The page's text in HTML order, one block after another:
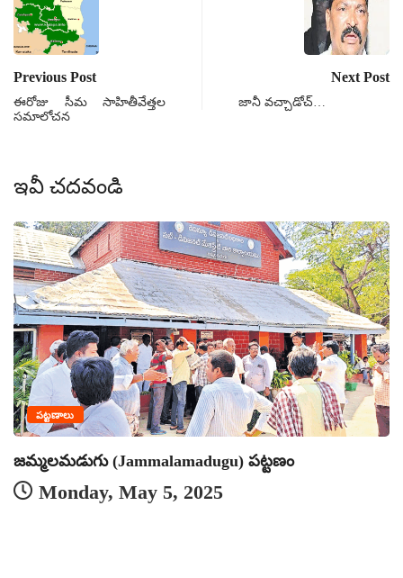
Previous Post
ఈరోజు సీమ సాహితీవేత్తల
సమాలోచన
Next Post
జానీ వచ్చాడోచ్…
ఇవీ చదవండి
పట్టణాలు
జమ్మలమడుగు (Jammalamadugu) పట్టణం
Monday, May 5, 2025